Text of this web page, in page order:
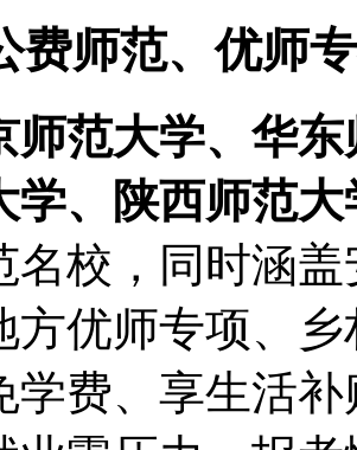
费师范、优师
师范大学、华
学、陕西师范
名校，同时涵
方优师专项、
学费、享生活